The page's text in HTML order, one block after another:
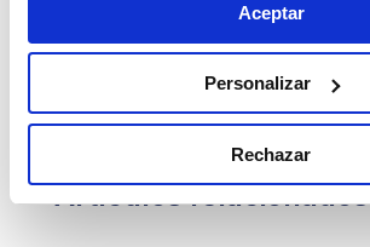
Aceptar
Personalizar
Rechazar
Copiar link
Artículos relacionados